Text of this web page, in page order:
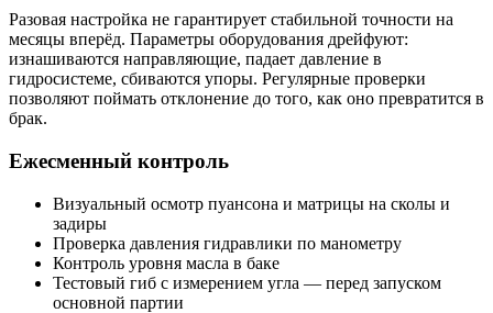
Разовая настройка не гарантирует стабильной точности на
месяцы вперёд. Параметры оборудования дрейфуют:
изнашиваются направляющие, падает давление в
гидросистеме, сбиваются упоры. Регулярные проверки
позволяют поймать отклонение до того, как оно превратится в
брак.
Ежесменный контроль
Визуальный осмотр пуансона и матрицы на сколы и
задиры
Проверка давления гидравлики по манометру
Контроль уровня масла в баке
Тестовый гиб с измерением угла — перед запуском
основной партии